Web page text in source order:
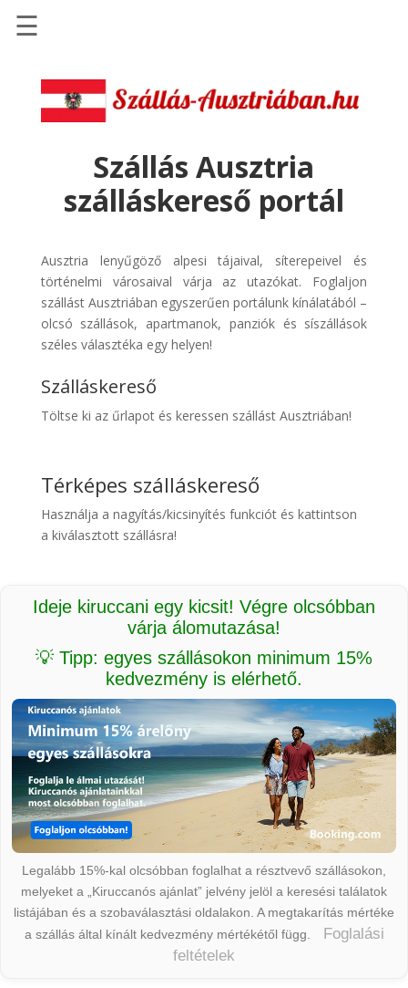
Szállások
Szállásinfo.eu
Repülőjegy
pénzvisszatérítéssel
Discover
Cars
Transzfer
Kiwi
☰
Szállás Ausztria
szálláskereső portál
Ausztria lenyűgöző alpesi tájaival, síterepeivel és
történelmi városaival várja az utazókat. Foglaljon
szállást Ausztriában egyszerűen portálunk kínálatából –
olcsó szállások, apartmanok, panziók és síszállások
széles választéka egy helyen!
Szálláskereső
Töltse ki az űrlapot és keressen szállást Ausztriában!
Térképes szálláskereső
Használja a nagyítás/kicsinyítés funkciót és kattintson
a kiválasztott szállásra!
Ideje kiruccani egy kicsit! Végre olcsóbban
várja álomutazása!
💡 Tipp: egyes szállásokon minimum 15%
kedvezmény is elérhető.
Legalább 15%-kal olcsóbban foglalhat a résztvevő szállásokon,
melyeket a „Kiruccanós ajánlat” jelvény jelöl a keresési találatok
listájában és a szobaválasztási oldalakon. A megtakarítás mértéke
a szállás által kínált kedvezmény mértékétől függ.
Foglalási
feltételek